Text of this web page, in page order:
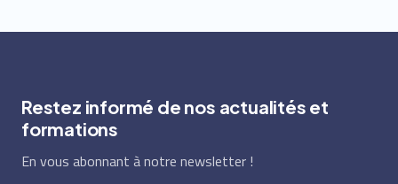
Restez informé de nos actualités et
formations
En vous abonnant à notre newsletter !